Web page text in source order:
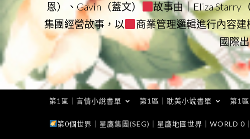
恩）、Gavin（蓋文）
故事由｜Eliza Starry
集團經營故事，以
商業管理邏輯進行內容
國際
第1區｜言情小說書單 第1區｜耽美小說書單 第1
第0個世界｜星鷹集團(SEG)｜星鷹地圖世界｜WORLD 0